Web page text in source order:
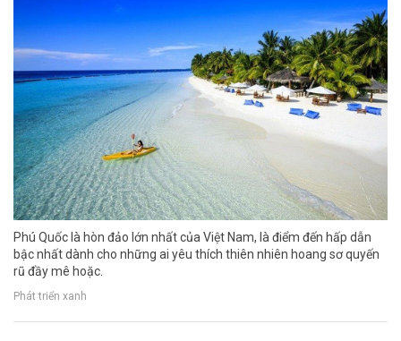
Phú Quốc là hòn đảo lớn nhất của Việt Nam, là điểm đến hấp dẫn
bậc nhất dành cho những ai yêu thích thiên nhiên hoang sơ quyến
rũ đầy mê hoặc.
Phát triển xanh